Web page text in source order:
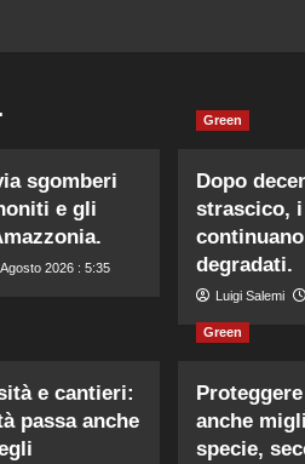
sgomberi
e gli
2026 : 5:35
Green
Dopo
strascico,
degradati.
Luigi Salemi
e cantieri:
passa anche
Green
anche
specie,